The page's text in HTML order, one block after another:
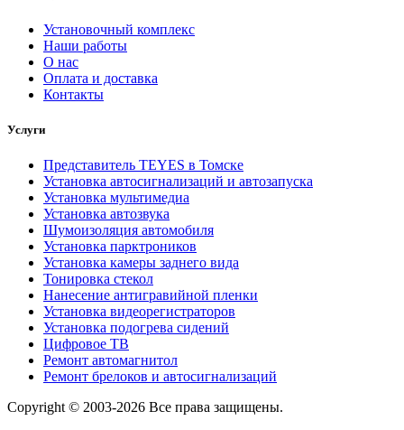
Установочный комплекс
Наши работы
О нас
Оплата и доставка
Контакты
Услуги
Представитель TEYES в Томске
Установка автосигнализаций и автозапуска
Установка мультимедиа
Установка автозвука
Шумоизоляция автомобиля
Установка парктроников
Установка камеры заднего вида
Тонировка стекол
Нанесение антигравийной пленки
Установка видеорегистраторов
Установка подогрева сидений
Цифровое ТВ
Ремонт автомагнитол
Ремонт брелоков и автосигнализаций
Copyright © 2003-2026 Все права защищены.